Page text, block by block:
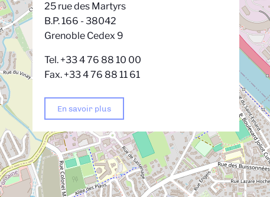
25 rue des Martyrs
B.P. 166 - 38042
Grenoble Cedex 9
Tel. +33 4 76 88 10 00
Fax. +33 4 76 88 11 61
En savoir plus